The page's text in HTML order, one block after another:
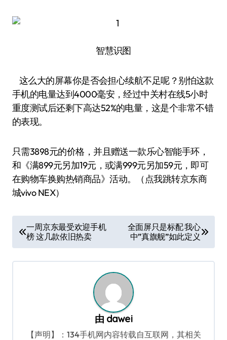
智慧识图
这么大的屏幕你是否会担心续航不足呢？别怕这款
手机的电量达到4000毫安，经过中关村在线5小时
重度测试后还剩下高达52%的电量，这是个非常不错
的表现。
只需3898元的价格，并且赠送一款乐心智能手环，
和《满899元另加19元，或满999元另加59元，即可
在购物车换购热销商品》活动。（点我跳转京东商
城vivo NEX）
章
导
一周京东最受欢迎手机
榜 这几款依旧热卖
全面屏只是标配 我心
中”真旗舰”如此定义
由 dawei
【声明】：134手机网内容转载自互联网，其相关